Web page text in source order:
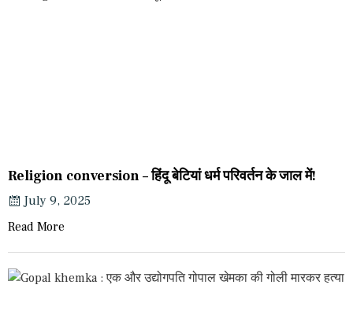
Religion conversion – हिंदू बेटियां धर्म परिवर्तन के जाल में!
July 9, 2025
Read More